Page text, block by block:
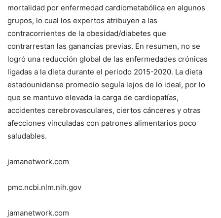
mortalidad por enfermedad cardiometabólica en algunos
grupos, lo cual los expertos atribuyen a las
contracorrientes de la obesidad/diabetes que
contrarrestan las ganancias previas. En resumen, no se
logró una reducción global de las enfermedades crónicas
ligadas a la dieta durante el periodo 2015-2020. La dieta
estadounidense promedio seguía lejos de lo ideal, por lo
que se mantuvo elevada la carga de cardiopatías,
accidentes cerebrovasculares, ciertos cánceres y otras
afecciones vinculadas con patrones alimentarios poco
saludables.
jamanetwork.com
pmc.ncbi.nlm.nih.gov
jamanetwork.com